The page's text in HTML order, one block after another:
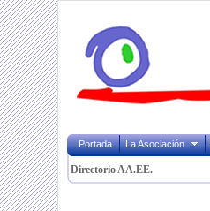
Portada La Asociación
Directorio AA.EE.